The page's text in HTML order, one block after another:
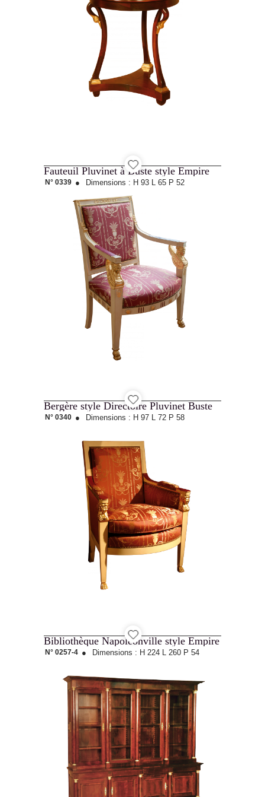
Fauteuil Pluvinet à Buste style Empire
N° 0339 ● Dimensions : H 93 L 65 P 52
Bergère style Directoire Pluvinet Buste
N° 0340 ● Dimensions : H 97 L 72 P 58
Bibliothèque Napoléonville style Empire
N° 0257-4 ● Dimensions : H 224 L 260 P 54